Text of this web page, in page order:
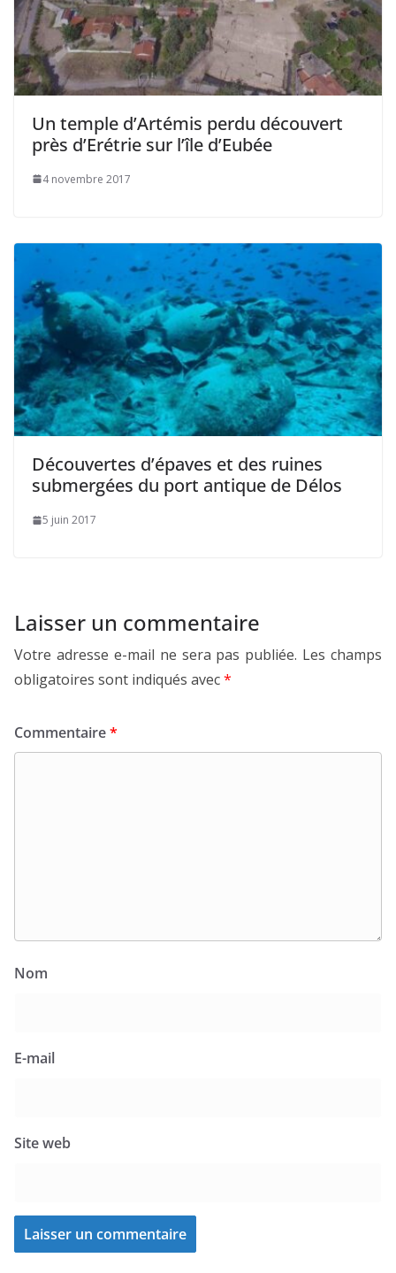
Un temple d’Artémis perdu découvert
près d’Erétrie sur l’île d’Eubée
4 novembre 2017
Découvertes d’épaves et des ruines
submergées du port antique de Délos
5 juin 2017
Laisser un commentaire
Votre adresse e-mail ne sera pas publiée. Les champs
obligatoires sont indiqués avec*
Commentaire*
Nom
E-mail
Site web